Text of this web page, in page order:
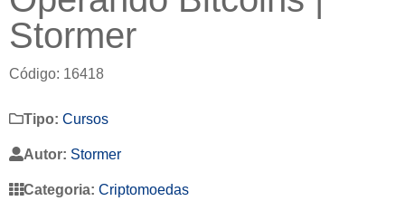
Stormer
Código: 16418
Tipo: Cursos
Autor: Stormer
Categoria: Criptomoedas